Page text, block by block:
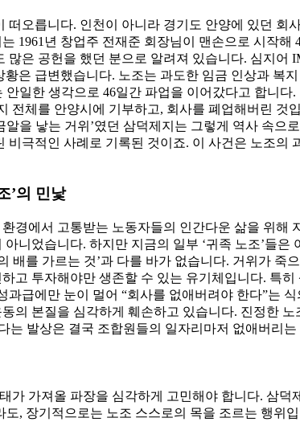
떠오릅니다. 인천이 아니라 경기도 안양에 있던 회
1961년 창업주 전재준 회장님이 맨손으로 시작
은 공헌을 했던 분으로 알려져 있습니다. 심지
은 급변했습니다. 노조는 과도한 임금 인상과 복
안일한 생각으로 46일간 파업을 이어갔다고 합니
전체를 안양시에 기부하고, 회사를 폐업해버린
을 낳는 거위’였던 삼덕제지는 그렇게 역사 속으
극적인 사례로 기록된 것이죠. 이 사건은 노조
’의 민낯
경에서 고통받는 노동자들의 인간다운 삶을 위해
니었습니다. 하지만 지금의 일부 ‘귀족 노조’들
배를 가르는 것’과 다를 바가 없습니다. 거위가
고 투자해야만 생존할 수 있는 유기체입니다. 특
급에만 눈이 멀어 “회사를 없애버려야 한다”는
의 본질을 심각하게 훼손하고 있습니다. 진정한
는 발상은 결국 조합원들의 일자리마저 없애버리
가져올 파장을 심각하게 고민해야 합니다. 삼
, 장기적으로는 노조 스스로의 목을 조르는 행